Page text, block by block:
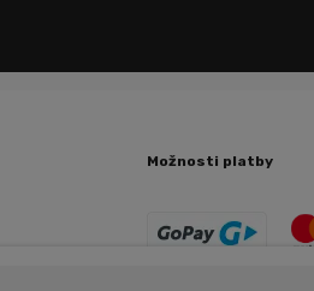
Možnosti platby